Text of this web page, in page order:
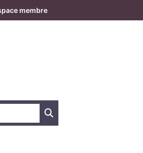
membre